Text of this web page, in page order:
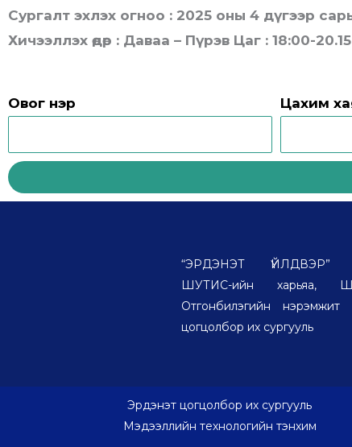
Сургалт эхлэх огноо : 2025 оны 4 дүгээр
Хичээллэх өдөр : Даваа – Пүрэв Цаг : 18:00-20.15
Овог нэр Цахим
“ЭРДЭНЭТ ҮЙЛДВЭР”
ШУТИС-ийн харьяа,
Отгонбилэгийн нэрэмжит
цогцолбор их сургууль
Эрдэнэт цогцолбор их сургууль
Мэдээллийн технологийн тэнхим